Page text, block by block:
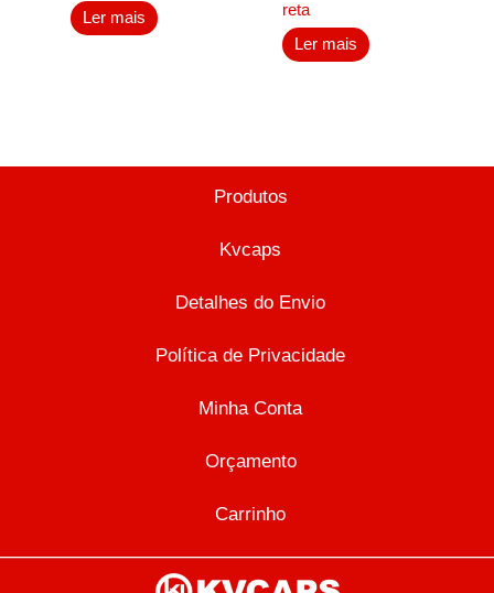
Ler mais
reta
Ler mais
Produtos
Kvcaps
Detalhes do Envio
Política de Privacidade
Minha Conta
Orçamento
Carrinho